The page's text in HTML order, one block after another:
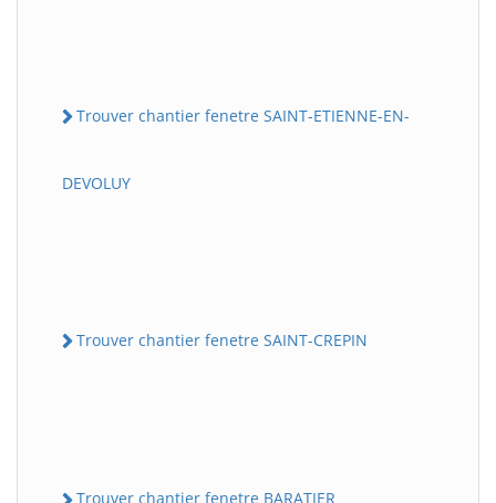
Trouver chantier fenetre SAINT-ETIENNE-EN-
DEVOLUY
Trouver chantier fenetre SAINT-CREPIN
Trouver chantier fenetre BARATIER